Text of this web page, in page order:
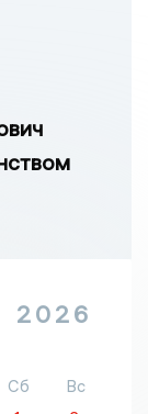
2026
Сб
Вс